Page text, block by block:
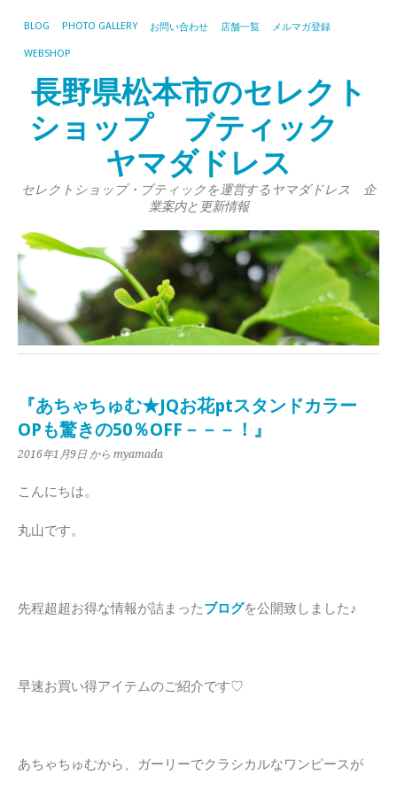
BLOG PHOTO GALLERY お問い合わせ 店舗一覧 メルマガ登録
WEBSHOP
長野県松本市のセレクト
ショップ ブティック
ヤマダドレス
セレクトショップ・ブティックを運営するヤマダドレス 企
業案内と更新情報
『あちゃちゅむ★JQお花ptスタンドカラー
OPも驚きの50％OFF－－－！』
2016年1月9日 から myamada
こんにちは。
丸山です。
先程超超お得な情報が詰まったブログを公開致しました♪
早速お買い得アイテムのご紹介です♡
あちゃちゅむから、ガーリーでクラシカルなワンピースが